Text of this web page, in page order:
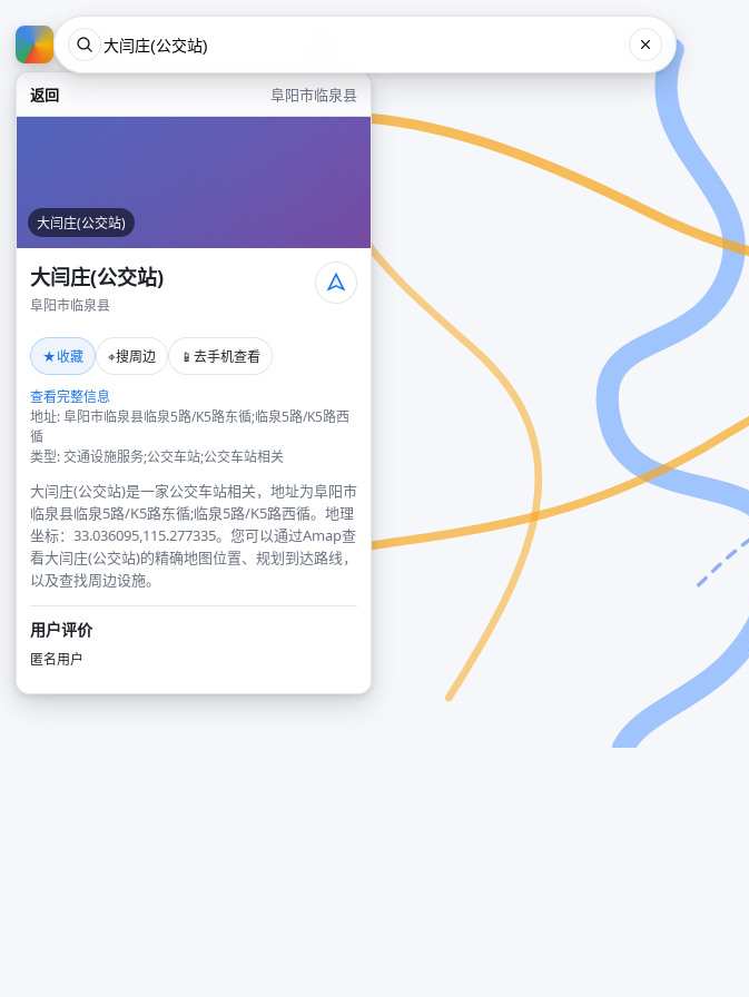
返回 阜阳市临泉县
大闫庄(公交站)
大闫庄(公交站)
阜阳市临泉县
★收藏 ⌖搜周边 📱 去手机查看
查看完整信息
地址: 阜阳市临泉县临泉5路/K5路东循;临泉5路/K5路西
循
类型: 交通设施服务;公交车站;公交车站相关
大闫庄(公交站)是一家公交车站相关，地址为阜阳市
临泉县临泉5路/K5路东循;临泉5路/K5路西循。地理
坐标：33.036095,115.277335。您可以通过Amap查
看大闫庄(公交站)的精确地图位置、规划到达路线，
以及查找周边设施。
用户评价
匿名用户